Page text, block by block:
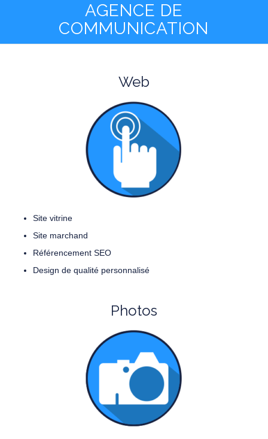
AGENCE DE
COMMUNICATION
Web
Site vitrine
Site marchand
Référencement SEO
Design de qualité personnalisé
Photos